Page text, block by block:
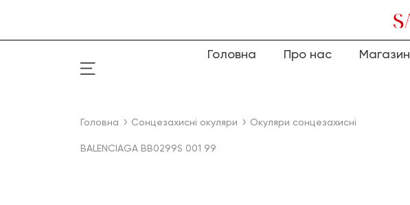
Головна Про нас Магазин
Головна Сонцезахисні окуляри Окуляри сонцезахисні
BALENCIAGA BB0299S 001 99